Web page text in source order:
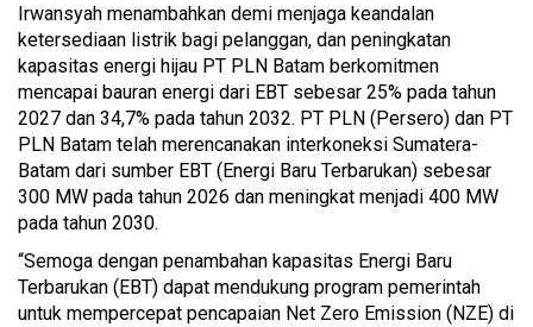
Irwansyah menambahkan demi menjaga keandalan
ketersediaan listrik bagi pelanggan, dan peningkatan
kapasitas energi hijau PT PLN Batam berkomitmen
mencapai bauran energi dari EBT sebesar 25% pada tahun
2027 dan 34,7% pada tahun 2032. PT PLN (Persero) dan PT
PLN Batam telah merencanakan interkoneksi Sumatera-
Batam dari sumber EBT (Energi Baru Terbarukan) sebesar
300 MW pada tahun 2026 dan meningkat menjadi 400 MW
pada tahun 2030.
“Semoga dengan penambahan kapasitas Energi Baru
Terbarukan (EBT) dapat mendukung program pemerintah
untuk mempercepat pencapaian Net Zero Emission (NZE) di